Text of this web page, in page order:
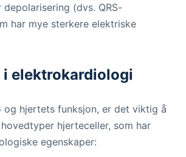
(dvs. QRS-
har mye sterkere elektriske
elektrokardiologi
og hjertets funksjon, er det viktig å
hjerteceller, som har
egenskaper: